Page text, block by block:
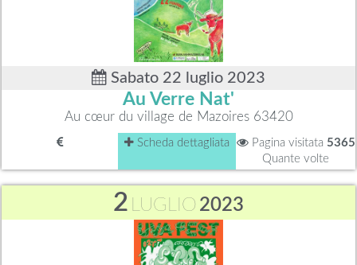
Sabato 22 luglio 2023
Au Verre Nat'
Au cœur du village de Mazoires 63420
Scheda dettagliata Pagina visitata 5365
Quante volte
2 LUGLIO 2023